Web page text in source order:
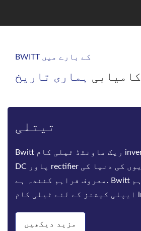
BWITT کے بارے میں
کامیابی ہماری تاریخ
تیتلی
Bwitt ریک ماونٹڈ ٹیلی کام inverters اور ماڈیولر
DC پاور rectifier سسٹم فیکٹریوں کی دنیا کی
معروف فراہم کنندہ ہے. Bwitt حل میں مشن اہم
ایپلی کیشنز کے لئے ٹیلی کام inverters، اعلی
مزید دیکھیں